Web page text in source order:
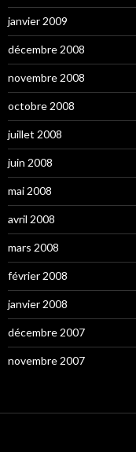
janvier 2009
décembre 2008
novembre 2008
octobre 2008
juillet 2008
juin 2008
mai 2008
avril 2008
mars 2008
février 2008
janvier 2008
décembre 2007
novembre 2007